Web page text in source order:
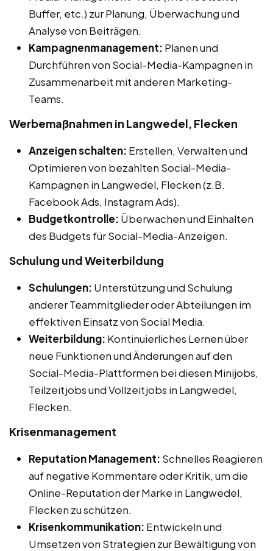
Buffer, etc.) zur Planung, Überwachung und
Analyse von Beiträgen.
Kampagnenmanagement: Planen und
Durchführen von Social-Media-Kampagnen in
Zusammenarbeit mit anderen Marketing-
Teams.
Werbemaßnahmen in Langwedel, Flecken
Anzeigen schalten: Erstellen, Verwalten und
Optimieren von bezahlten Social-Media-
Kampagnen in Langwedel, Flecken (z.B.
Facebook Ads, Instagram Ads).
Budgetkontrolle: Überwachen und Einhalten
des Budgets für Social-Media-Anzeigen.
Schulung und Weiterbildung
Schulungen: Unterstützung und Schulung
anderer Teammitglieder oder Abteilungen im
effektiven Einsatz von Social Media.
Weiterbildung: Kontinuierliches Lernen über
neue Funktionen und Änderungen auf den
Social-Media-Plattformen bei diesen Minijobs,
Teilzeitjobs und Vollzeitjobs in Langwedel,
Flecken.
Krisenmanagement
Reputation Management: Schnelles Reagieren
auf negative Kommentare oder Kritik, um die
Online-Reputation der Marke in Langwedel,
Flecken zu schützen.
Krisenkommunikation: Entwickeln und
Umsetzen von Strategien zur Bewältigung von